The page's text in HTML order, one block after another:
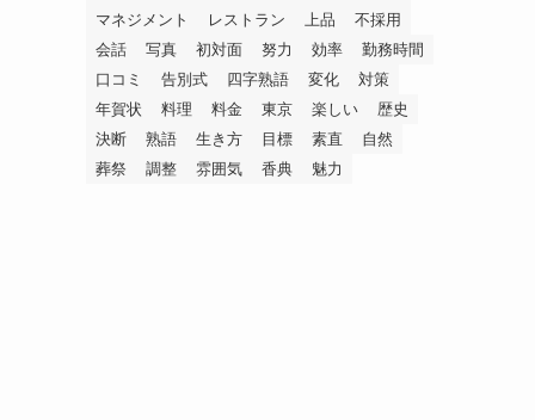
マネジメント
レストラン 上品
不採用
会話
写真 初対面 努力 効率
勤務時間
口コミ
告別式 四字熟語 変化
対策
年賀状
料理 料金 東京 楽しい
歴史
決断
熟語 生き方 目標 素直
自然
葬祭
調整 雰囲気 香典 魅力